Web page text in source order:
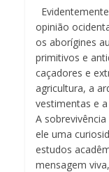
opinião
os aborígines
primitivos e
caçadores e
agricultura, a
vestimentas e
A
ele uma
estudos
mensagem